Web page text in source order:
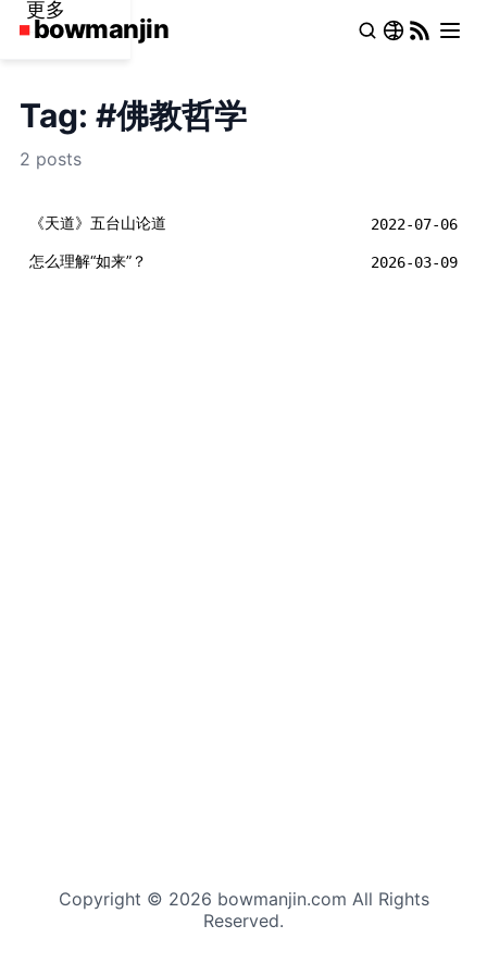
更多
Tag: #佛教哲学
2 posts
《天道》五台山论道 2022-07-06
怎么理解“如来”？ 2026-03-09
Copyright © 2026 bowmanjin.com All Rights
Reserved.